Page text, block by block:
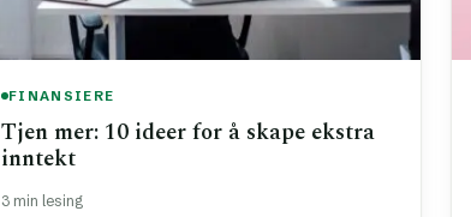
FINANSIERE
Tjen mer: 10 ideer for å skape ekstra
inntekt
3 min lesing